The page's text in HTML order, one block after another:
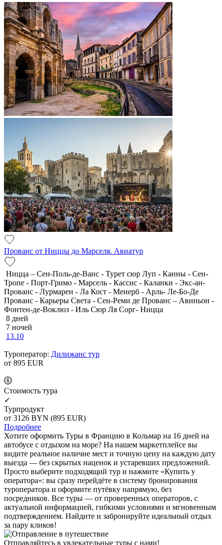
Прованс от Ниццы до Марселя. Авиатур
Ницца – Сен-Поль-де-Ванс - Турет сюр Луп - Канны - Сен-
Тропе - Порт-Гримо - Марсель - Кассис - Каланки - Экс-ан-
Прованс - Лурмарен - Ла Кост - Менерб - Арль- Ле-Бо-Де
Прованс - Карьеры Света - Сен-Реми де Прованс – Авиньон -
Фонтен-де-Воклюз - Иль Сюр Ля Сорг- Ницца
8 дней
7 ночей
13.10
Туроператор: Дилижанс тур
от 895 EUR
Cтоимость тура
✓
Турпродукт
от 3126 BYN (895 EUR)
Подробнее
Хотите оформить Туры в Францию в Кольмар на 16 дней на
автобусе с отдыхом на море? На нашем маркетплейсе вы
видите реальное наличие мест и точную цену на каждую дату
выезда — без скрытых наценок и устаревших предложений.
Просто выберите подходящий тур и нажмите «Купить у
оператора»: вы сразу перейдёте в систему бронирования
туроператора и оформите путёвку напрямую, без
посредников. Все туры — от проверенных операторов, с
актуальной информацией, гибкими условиями и мгновенным
подтверждением. Найдите и забронируйте идеальный отдых
за пару кликов!
Отправляйтесь в увлекательные туры с нами!